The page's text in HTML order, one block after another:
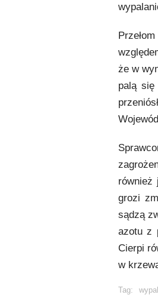
że w
palą
również
grozi
sądzą
azotu z
Cierpi
w
Tag: